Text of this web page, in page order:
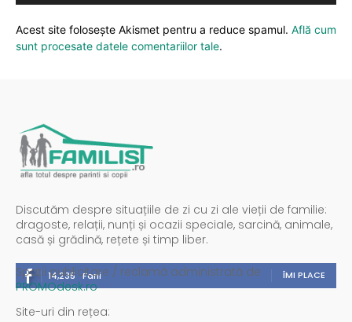
Acest site folosește Akismet pentru a reduce spamul. Află cum
sunt procesate datele comentariilor tale.
Discutăm despre situațiile de zi cu zi ale vieții de familie:
dragoste, relații, nunți și ocazii speciale, sarcină, animale,
casă și grădină, rețete și timp liber.
14,235 Fani ÎMI PLACE
Spații publicitare / reclamă administrată de
PROMOdesk.ro
Site-uri din rețea: